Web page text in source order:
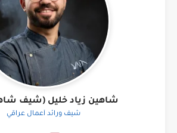
شاهين زياد خليل (شيف
شيف ورائد أعمال عراقي